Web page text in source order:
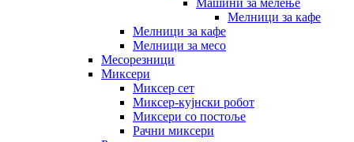
Мелници за кафе
Мелници за кафе
Мелници за месо
Месорезници
Миксери
Миксер сет
Миксер-кујнски робот
Миксери со постоље
Рачни миксери